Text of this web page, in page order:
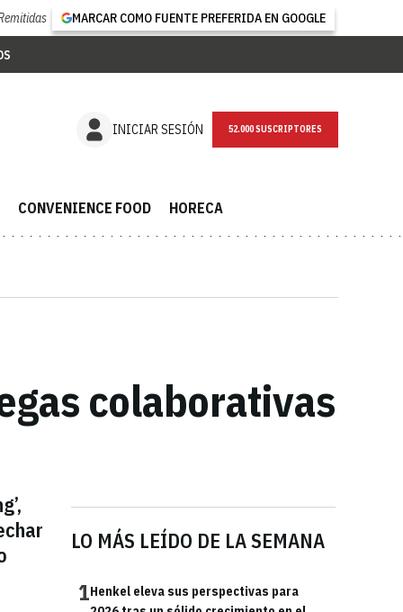
MARCAR COMO FUENTE PREFERIDA EN GOOGLE
INICIAR SESIÓN NEWSLETTER
CONVENIENCE FOOD HORECA
colaborativas
LO MÁS LEÍDO DE LA SEMANA
1Henkel eleva sus perspectivas para